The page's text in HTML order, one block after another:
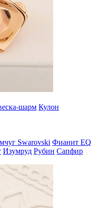
шарм Кулон
Swarovski Фианит EQ
Изумруд Рубин Сапфир